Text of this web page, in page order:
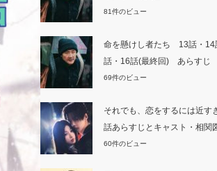
81件のビュー
命を懸けし者たち 13話・14
話・16話(最終回) あらすじ
69件のビュー
それでも、恋をするには近
話あらすじとキャスト・相関
60件のビュー